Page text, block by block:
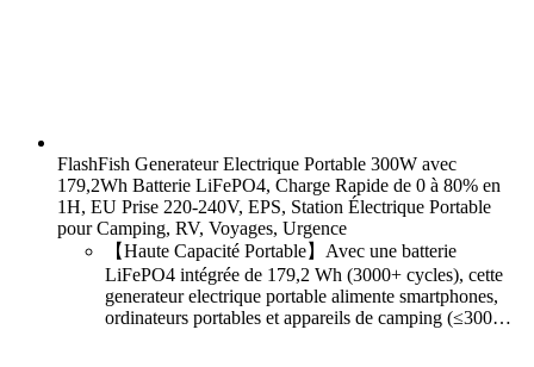
FlashFish Generateur Electrique Portable 300W avec
179,2Wh Batterie LiFePO4, Charge Rapide de 0 à 80% en
1H, EU Prise 220-240V, EPS, Station Électrique Portable
pour Camping, RV, Voyages, Urgence
【Haute Capacité Portable】Avec une batterie
LiFePO4 intégrée de 179,2 Wh (3000+ cycles), cette
generateur electrique portable alimente smartphones,
ordinateurs portables et appareils de camping (≤300W).